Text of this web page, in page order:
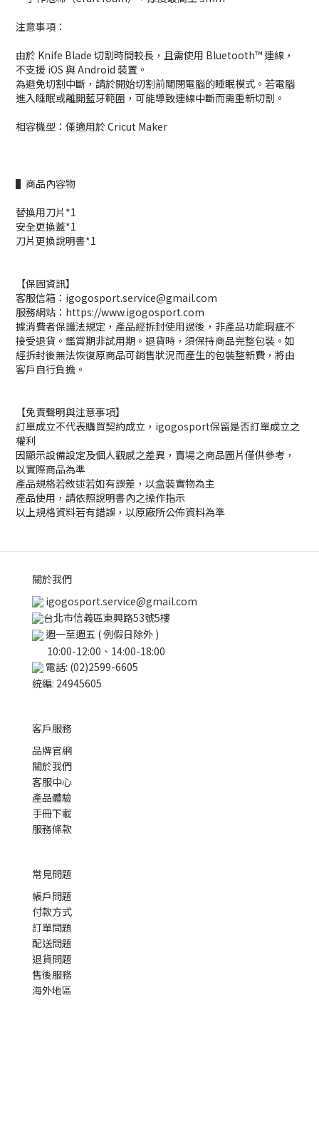
注意事項：
由於 Knife Blade 切割時間較長，且需使用 Bluetooth™ 連線，
不支援 iOS 與 Android 裝置。
為避免切割中斷，請於開始切割前關閉電腦的睡眠模式。若電腦
進入睡眠或離開藍牙範圍，可能導致連線中斷而需重新切割。
相容機型：僅適用於 Cricut Maker
▌商品內容物
替換用刀片*1
安全更換蓋*1
刀片更換說明書*1
【保固資訊】
客服信箱：igogosport.service@gmail.com
服務網站：https://www.igogosport.com
據消費者保護法規定，產品經拆封使用過後，非產品功能瑕疵不
接受退貨。鑑賞期非試用期。退貨時，須保持商品完整包裝。如
經拆封後無法恢復原商品可銷售狀況而產生的包裝整新費，將由
客戶自行負擔。
【免責聲明與注意事項】
訂單成立不代表購買契約成立，igogosport保留是否訂單成立之
權利
因顯示設備設定及個人觀感之差異，賣場之商品圖片僅供參考，
以實際商品為準
產品規格若敘述若如有誤差，以盒裝實物為主
產品使用，請依照說明書內之操作指示
以上規格資料若有錯誤，以原廠所公佈資料為準
關於我們
igogosport.service@gmail.com
台北市信義區東興路53號5樓
週一至週五 ( 例假日除外 )
10:00-12:00、14:00-18:00
電話: (02)2599-6605
統編: 24945605
客戶服務
品牌官網
關於我們
客服中心
產品體驗
手冊下載
服務條款
常見問題
帳戶問題
付款方式
訂單問題
配送問題
退貨問題
售後服務
海外地區